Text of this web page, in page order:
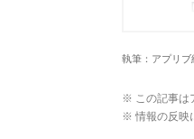
執筆：アプリブ
※ この記事は
※ 情報の反映